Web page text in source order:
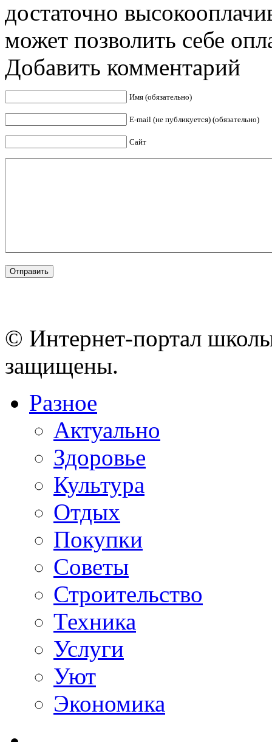
достаточно
может позволить себе
Добавить комментарий
Имя (обязательно)
E-mail (не публикуется) (обязательно)
Сайт
© Интернет-портал
защищены.
Разное
Актуально
Здоровье
Культура
Отдых
Покупки
Советы
Строительство
Техника
Услуги
Уют
Экономика